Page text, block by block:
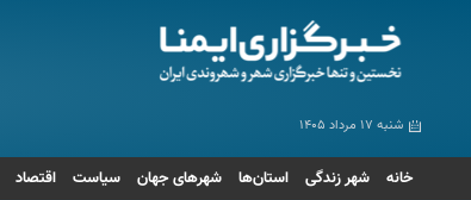
شنبه ۱۷ مرداد ۱۴۰۵
خانه شهر زندگی استان‌ها شهرهای جهان سیاست اقتصاد